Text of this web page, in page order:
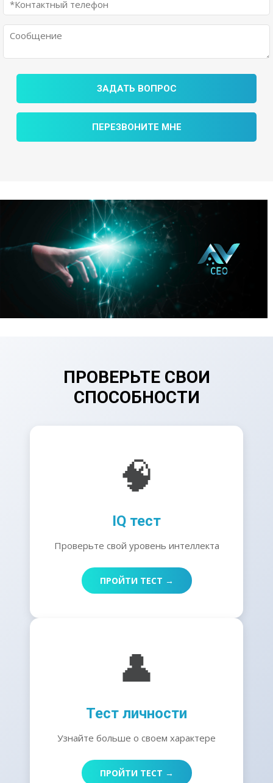
ЗАДАТЬ ВОПРОС
ПЕРЕЗВОНИТЕ МНЕ
ПРОВЕРЬТЕ СВОИ
СПОСОБНОСТИ
🧠
IQ тест
Проверьте свой уровень интеллекта
ПРОЙТИ ТЕСТ →
👤
Тест личности
Узнайте больше о своем характере
ПРОЙТИ ТЕСТ →